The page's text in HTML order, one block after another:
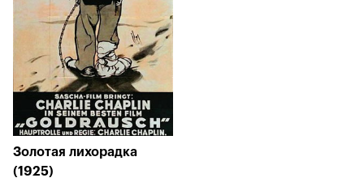
Золотая лихорадка
(1925)